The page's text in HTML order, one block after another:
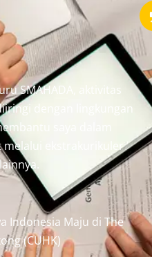
SMAHADA, aktivitas
dengan lingkungan
saya dalam
ekstrakurikuler
Indonesia Maju di The
(CUHK)